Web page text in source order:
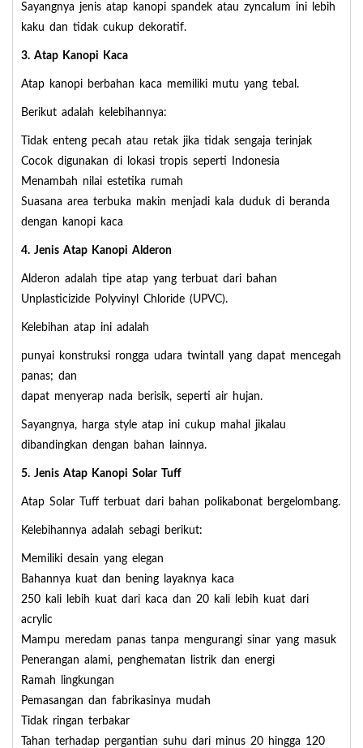
Sayangnya jenis atap kanopi spandek atau zyncalum ini lebih
kaku dan tidak cukup dekoratif.
3. Atap Kanopi Kaca
Atap kanopi berbahan kaca memiliki mutu yang tebal.
Berikut adalah kelebihannya:
Tidak enteng pecah atau retak jika tidak sengaja terinjak
Cocok digunakan di lokasi tropis seperti Indonesia
Menambah nilai estetika rumah
Suasana area terbuka makin menjadi kala duduk di beranda
dengan kanopi kaca
4. Jenis Atap Kanopi Alderon
Alderon adalah tipe atap yang terbuat dari bahan
Unplasticizide Polyvinyl Chloride (UPVC).
Kelebihan atap ini adalah
punyai konstruksi rongga udara twintall yang dapat mencegah
panas; dan
dapat menyerap nada berisik, seperti air hujan.
Sayangnya, harga style atap ini cukup mahal jikalau
dibandingkan dengan bahan lainnya.
5. Jenis Atap Kanopi Solar Tuff
Atap Solar Tuff terbuat dari bahan polikabonat bergelombang.
Kelebihannya adalah sebagi berikut:
Memiliki desain yang elegan
Bahannya kuat dan bening layaknya kaca
250 kali lebih kuat dari kaca dan 20 kali lebih kuat dari
acrylic
Mampu meredam panas tanpa mengurangi sinar yang masuk
Penerangan alami, penghematan listrik dan energi
Ramah lingkungan
Pemasangan dan fabrikasinya mudah
Tidak ringan terbakar
Tahan terhadap pergantian suhu dari minus 20 hingga 120